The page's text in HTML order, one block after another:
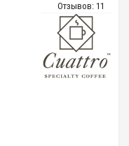
Отзывов: 11